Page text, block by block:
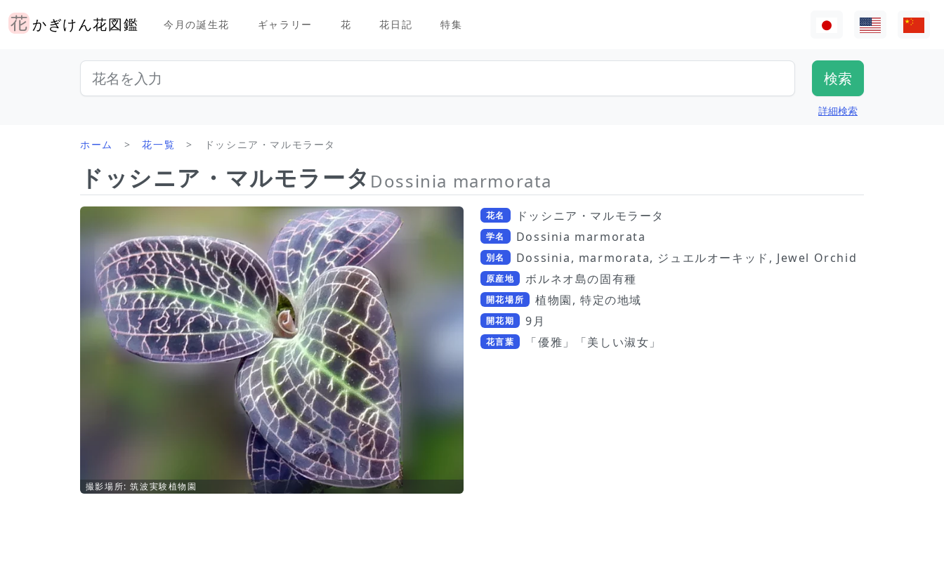
かぎけん花図鑑 今月の誕生花 ギャラリー 花 花日記 特集
詳細検索
ホーム 花一覧 ドッシニア・マルモラータ
ドッシニア・マルモラータ Dossinia marmorata
撮影場所: 筑波実験植物園
花名 ドッシニア・マルモラータ
学名 Dossinia marmorata
別名 Dossinia, marmorata, ジュエルオーキッド, Jewel Orchid
原産地 ボルネオ島の固有種
開花場所 植物園, 特定の地域
開花期 9月
花言葉 「優雅」「美しい淑女」